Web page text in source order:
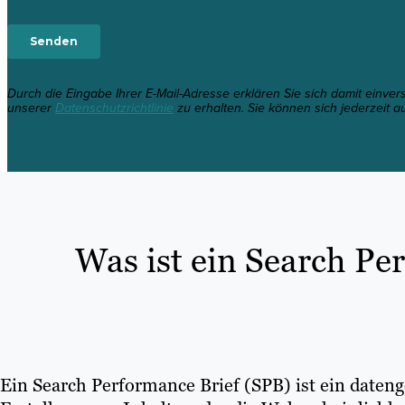
Durch die Eingabe Ihrer E-Mail-Adresse erklären Sie sich damit
unsererDatenschutzrichtliniezu erhalten. Sie können sich jederzeit
Was ist ein Search
Ein Search Performance Brief (SPB) ist ein